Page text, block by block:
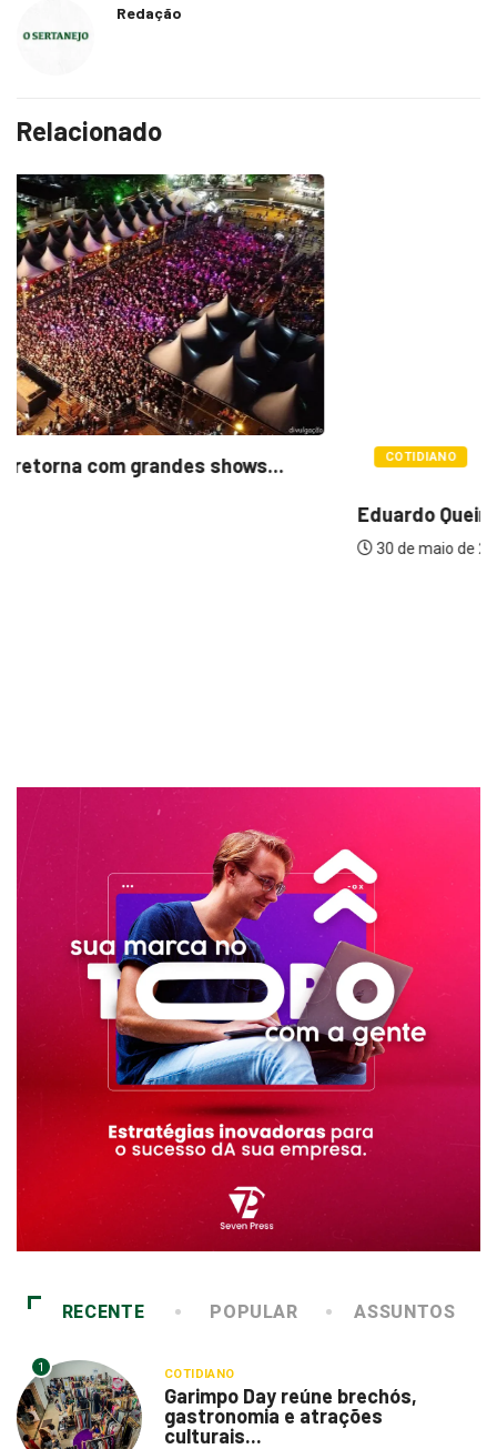
Redação
Relacionado
Eduardo Queiroz e Milena Teixeira são coroados...
RECENTE POPULAR ASSUNTOS
1 COTIDIANO
Garimpo Day reúne brechós,
gastronomia e atrações
culturais...